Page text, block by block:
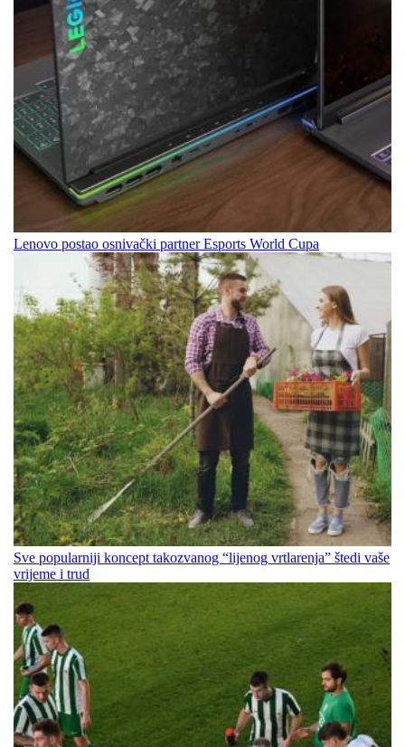
Lenovo postao osnivački partner Esports World Cupa
Sve popularniji koncept takozvanog “lijenog vrtlarenja” štedi vaše
vrijeme i trud